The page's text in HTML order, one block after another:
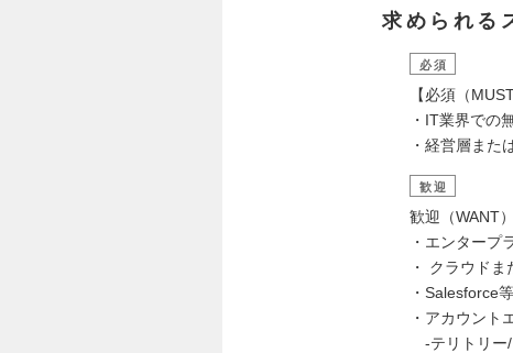
求められる
必須
【必須（
・IT業界での
・経営層また
歓迎
歓迎（WANT）
・エンタープ
・ クラウド
・Salesforce
・アカウン
-テリトリー/